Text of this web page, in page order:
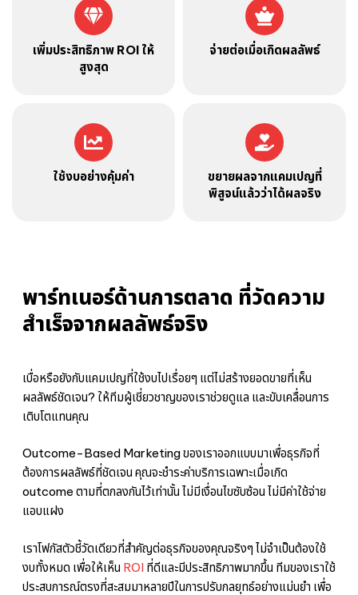
เพิ่มประสิทธิภาพ ROI ให้
สูงสุด
จ่ายต่อเมื่อเกิดผลลัพธ์
ใช้งบอย่างคุ้มค่า
ขยายผลจากแคมเปญที่
พิสูจน์แล้วว่าได้ผลจริง
พาร์ทเนอร์ด้านการตลาด ที่วัดความ
สำเร็จจากผลลัพธ์จริง
เบื่อหรือยังกับแคมเปญที่ใช้งบไปเรื่อยๆ แต่ไม่สร้างยอดขายที่เห็น
ผลลัพธ์ชัดเจน? ให้ทีมผู้เชี่ยวชาญของเราช่วยดูแล และขับเคลื่อนการ
เติบโตแทนคุณ
Outcome-Based Marketing ของเราออกแบบมาเพื่อธุรกิจที่
ต้องการผลลัพธ์ที่ชัดเจน คุณจะชำระค่าบริการเฉพาะเมื่อเกิด
outcome ตามที่ตกลงกันไว้เท่านั้น ไม่มีเงื่อนไขซับซ้อน ไม่มีค่าใช้จ่าย
แอบแฝง
เราโฟกัสตัวชี้วัดเดียวที่สำคัญต่อธุรกิจของคุณจริงๆ ไม่จำเป็นต้องใช้
งบทั้งหมด เพื่อให้เห็น ROI ที่ดีและมีประสิทธิภาพมากขึ้น ทีมของเราใช้
ประสบการณ์ตรงที่สะสมมาหลายปีในการปรับกลยุทธ์อย่างแม่นยำ เพื่อ